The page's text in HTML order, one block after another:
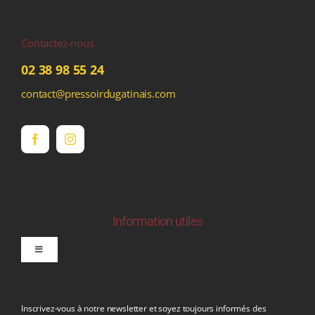
Contactez-nous
02 38 98 55 24
contact@pressoirdugatinais.com
Information utiles
Toggle
Inscrivez-vous à notre newsletter et soyez toujours informés des